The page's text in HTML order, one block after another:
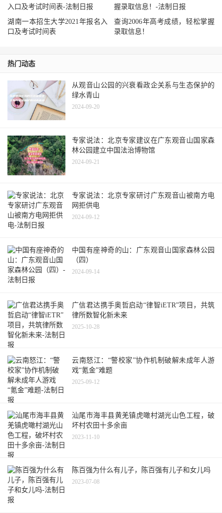
湖南一本招生大学2021年报名入
口及考试时间表
查询2006年高考成绩，轻松掌握
录取信息！
热门动态
从观音山公园的兴衰看政企关系与生态保护的
绿水青山
2024-09-20
专家说法：北京专家建议在广东观音山国家森
林公园建立中国法治博物馆
2024-09-21
专家说法：北京专家研讨广东观音山被南方电
网拒供电
2024-09-12
中国有座神奇的山：广东观音山国家森林公园
（四）
2024-09-14
广信君达携手奥哲启动“律智iETR”项目，共筑
律所数智化新未来
2025-10-28
云南怒江：“警校家”协作机制破解未成年人游
戏“氪金”难题
2025-09-12
汕尾市海丰县黄羌镇虎噉村湖光山色工程，破
坏村农田十多余亩
2023-11-10
陈百强为什么有儿子，陈百强有儿子和女儿吗
2023-07-08